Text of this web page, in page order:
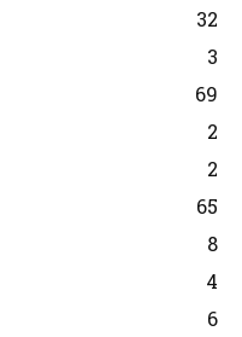
32
3
69
2
2
65
8
4
6